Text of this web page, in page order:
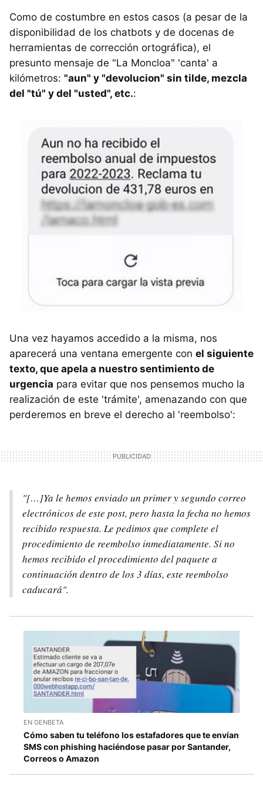
Como de costumbre en estos casos (a pesar de la
disponibilidad de los chatbots y de docenas de
herramientas de corrección ortográfica), el
presunto mensaje de "La Moncloa" 'canta' a
kilómetros: "aun" y "devolucion" sin tilde, mezcla
del "tú" y del "usted", etc.:
Una vez hayamos accedido a la misma, nos
aparecerá una ventana emergente con el siguiente
texto, que apela a nuestro sentimiento de
urgencia para evitar que nos pensemos mucho la
realización de este 'trámite', amenazando con que
perderemos en breve el derecho al 'reembolso':
"[…]Ya le hemos enviado un primer y segundo correo
electrónicos de este post, pero hasta la fecha no hemos
recibido respuesta. Le pedimos que complete el
procedimiento de reembolso inmediatamente. Si no
hemos recibido el procedimiento del paquete a
continuación dentro de los 3 días, este reembolso
caducará".
EN GENBETA
Cómo saben tu teléfono los estafadores que te envían
SMS con phishing haciéndose pasar por Santander,
Correos o Amazon